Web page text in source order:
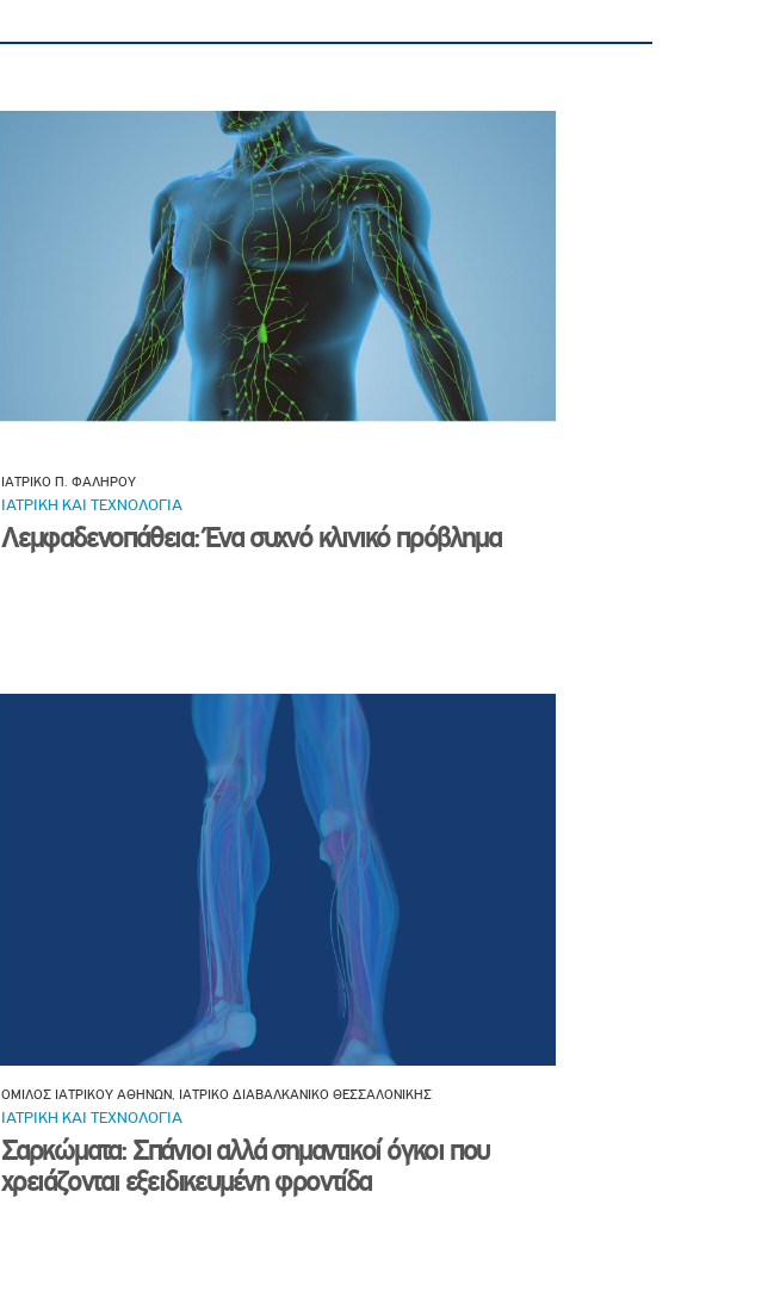
ΙΑΤΡΙΚΟ Π. ΦΑΛΗΡΟΥ
ΙΑΤΡΙΚΗ ΚΑΙ ΤΕΧΝΟΛΟΓΙΑ
Λεμφαδενοπάθεια: Ένα συχνό κλινικό πρόβλημα
ΟΜΙΛΟΣ ΙΑΤΡΙΚΟΥ ΑΘΗΝΩΝ, ΙΑΤΡΙΚΟ ΔΙΑΒΑΛΚΑΝΙΚΟ ΘΕΣΣΑΛΟΝΙΚΗΣ
ΙΑΤΡΙΚΗ ΚΑΙ ΤΕΧΝΟΛΟΓΙΑ
Σαρκώματα: Σπάνιοι αλλά σημαντικοί όγκοι που
χρειάζονται εξειδικευμένη φροντίδα